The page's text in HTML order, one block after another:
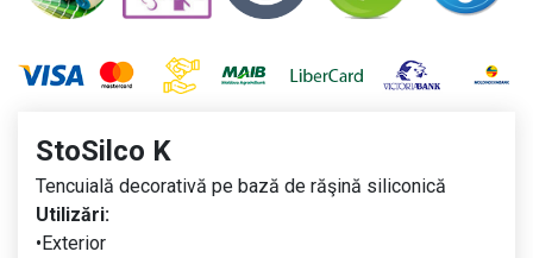
StoSilco K
Tencuială decorativă pe bază de răşină siliconică
Utilizări:
•Exterior